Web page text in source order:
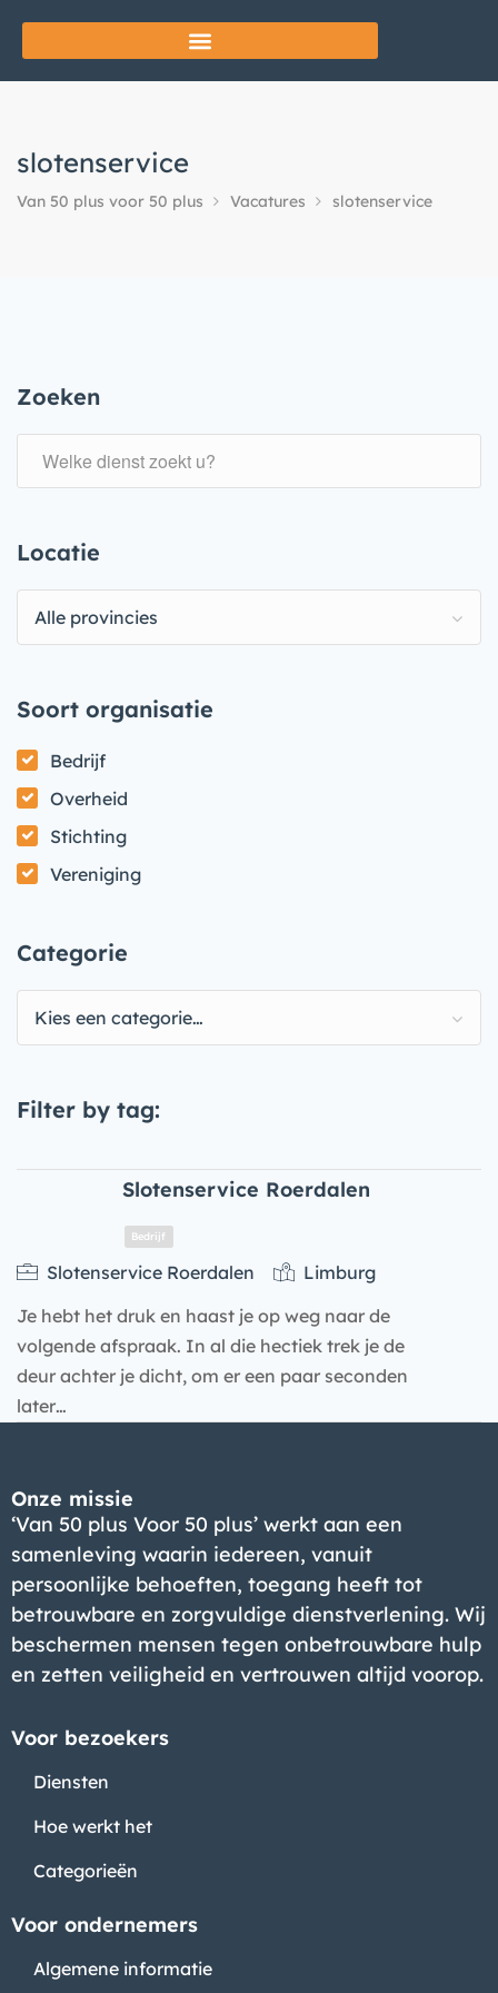
slotenservice
Van 50 plus voor 50 plus Vacatures slotenservice
Zoeken
Locatie
Alle provincies
Soort organisatie
Bedrijf
Overheid
Stichting
Vereniging
Categorie
Kies een categorie…
Filter by tag:
Slotenservice Roerdalen
Slotenservice Roerdalen
Limburg
Je hebt het druk en haast je op weg naar de
volgende afspraak. In al die hectiek trek je de
deur achter je dicht, om er een paar seconden
later…
Onze missie
‘Van 50 plus Voor 50 plus’ werkt aan een
samenleving waarin iedereen, vanuit
persoonlijke behoeften, toegang heeft tot
betrouwbare en zorgvuldige dienstverlening. Wij
beschermen mensen tegen onbetrouwbare hulp
en zetten veiligheid en vertrouwen altijd voorop.
Voor bezoekers
Diensten
Hoe werkt het
Categorieën
Voor ondernemers
Algemene informatie